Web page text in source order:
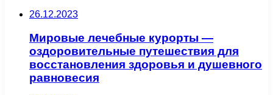
26.12.2023
Мировые лечебные курорты —
оздоровительные путешествия для
восстановления здоровья и душевного
равновесия